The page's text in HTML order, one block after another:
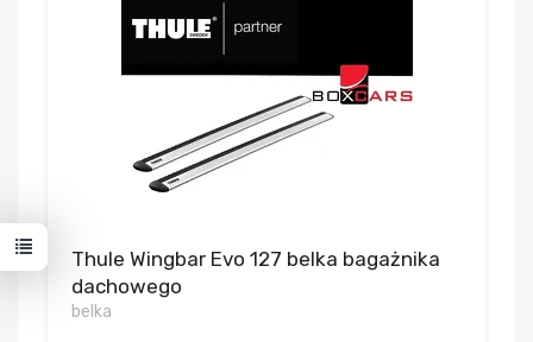
Thule Wingbar Evo 127 belka bagażnika
dachowego
belka